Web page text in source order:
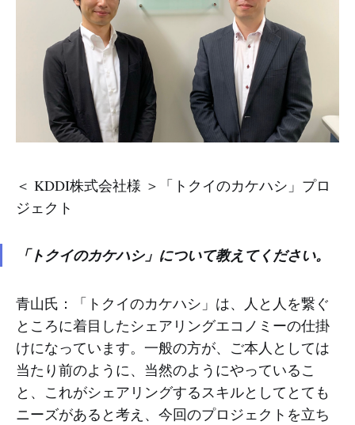
＜ KDDI株式会社様 ＞「トクイのカケハシ」プロ
ジェクト
「トクイのカケハシ」について教えてください。
青山氏：「トクイのカケハシ」は、人と人を繋ぐ
ところに着目したシェアリングエコノミーの仕掛
けになっています。一般の方が、ご本人としては
当たり前のように、当然のようにやっているこ
と、これがシェアリングするスキルとしてとても
ニーズがあると考え、今回のプロジェクトを立ち